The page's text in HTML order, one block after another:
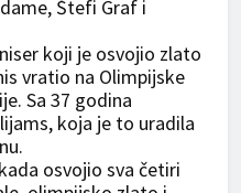
Štefi Graf i
koji je osvojio zlato
vratio na Olimpijske
Sa 37 godina
koja je to uradila
osvojio sva četiri